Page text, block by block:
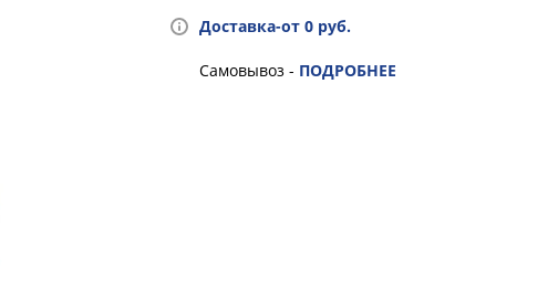
Доставка-от 0 руб.
Самовывоз - ПОДРОБНЕЕ